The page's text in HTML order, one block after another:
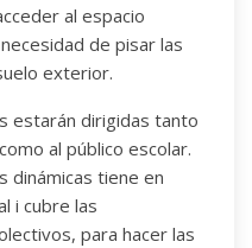
al espacio
de pisar las
exterior.
estarán dirigidas tanto
al público escolar.
dinámicas tiene en
i cubre las
para hacer las